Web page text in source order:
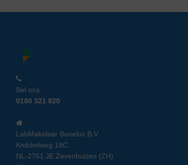
Bel ons
0180 321 820
LabMakelaar Benelux B.V.
Knibbelweg 18C
NL-2761 JE Zevenhuizen (ZH)